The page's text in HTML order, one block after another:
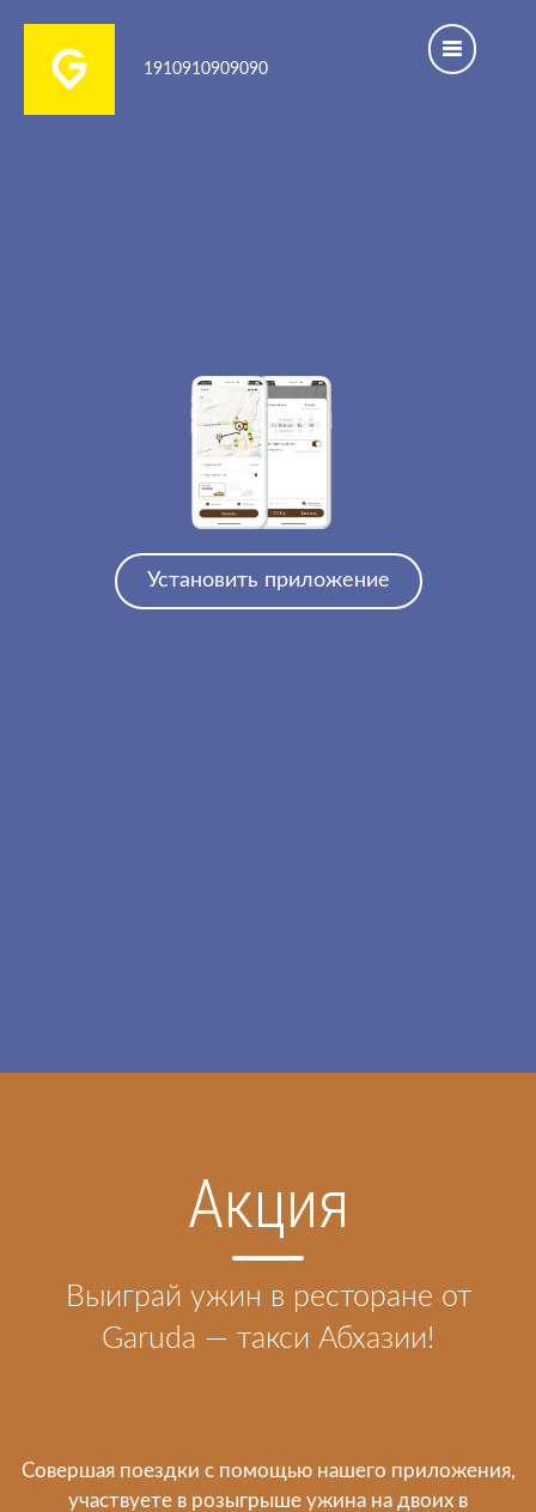
1910910909090
Установить приложение
Акция
Выиграй ужин в ресторане от
Garuda — такси Абхазии!
Совершая поездки с помощью нашего приложения,
участвуете в розыгрыше ужина на двоих в